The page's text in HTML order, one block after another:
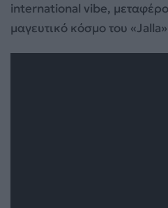
international vibe,
μαγευτικό κόσμο του